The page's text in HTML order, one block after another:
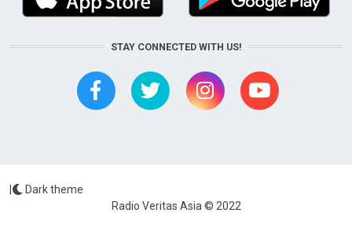
STAY CONNECTED WITH US!
Radio Veritas Asia © 2022
Dark theme